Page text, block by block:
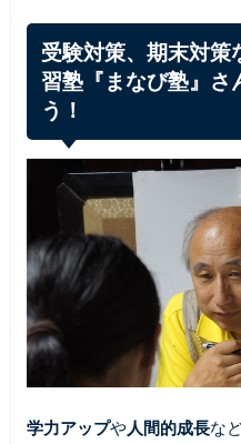
受験対策、期末対策
習塾『まなび塾』さ
う！
学力アップや人間的成長な